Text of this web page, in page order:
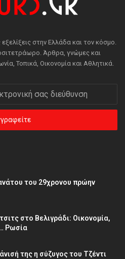
στην Ελλάδα και τον κόσμο.
Άρθρα, γνώμες και
Τοπικά, Οικονομία και Αθλητικά.
του 29χρονου πρώην
στο Βελιγράδι: Οικονομία,
Ρωσία
της η σύζυγος του Τζέντι